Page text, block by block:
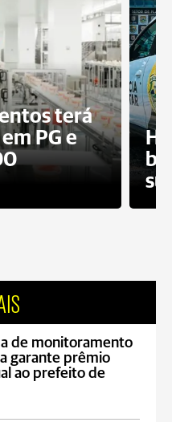
terá
PG e
de monitoramento
garante prêmio
ao prefeito de